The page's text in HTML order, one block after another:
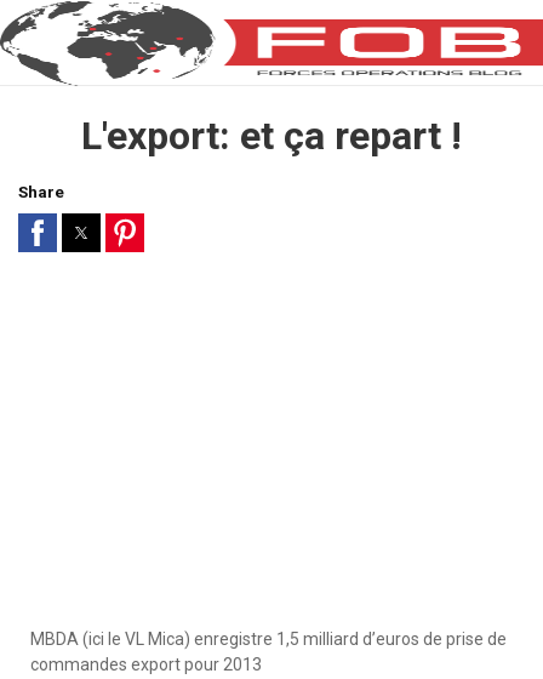
L'export: et ça repart !
Share
MBDA (ici le VL Mica) enregistre 1,5 milliard d’euros de prise de
commandes export pour 2013